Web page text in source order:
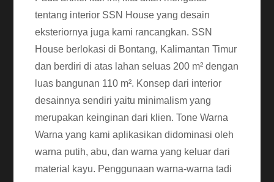
tentang interior SSN House yang desain
eksteriornya juga kami rancangkan. SSN
House berlokasi di Bontang, Kalimantan Timur
dan berdiri di atas lahan seluas 200 m² dengan
luas bangunan 110 m². Konsep dari interior
desainnya sendiri yaitu minimalism yang
merupakan keinginan dari klien. Tone Warna
Warna yang kami aplikasikan didominasi oleh
warna putih, abu, dan warna yang keluar dari
material kayu. Penggunaan warna-warna tadi